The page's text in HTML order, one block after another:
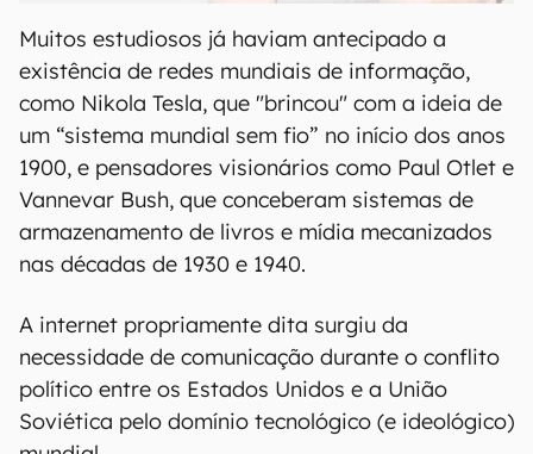
Muitos estudiosos já haviam antecipado a
existência de redes mundiais de informação,
como Nikola Tesla, que "brincou" com a ideia de
um “sistema mundial sem fio” no início dos anos
1900, e pensadores visionários como Paul Otlet e
Vannevar Bush, que conceberam sistemas de
armazenamento de livros e mídia mecanizados ​​
nas décadas de 1930 e 1940.
A internet propriamente dita surgiu da
necessidade de comunicação durante o conflito
político entre os Estados Unidos e a União
Soviética pelo domínio tecnológico (e ideológico)